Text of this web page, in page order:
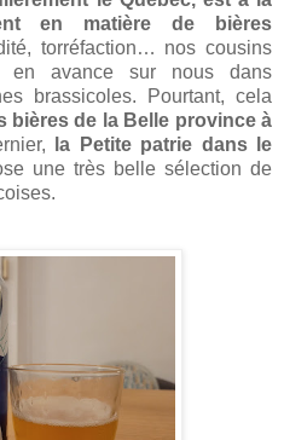
en matière de bières
torréfaction… nos cousins
en avance sur nous dans
brassicoles. Pourtant, cela
bières de la Belle province à
la Petite patrie dans le
une très belle sélection de